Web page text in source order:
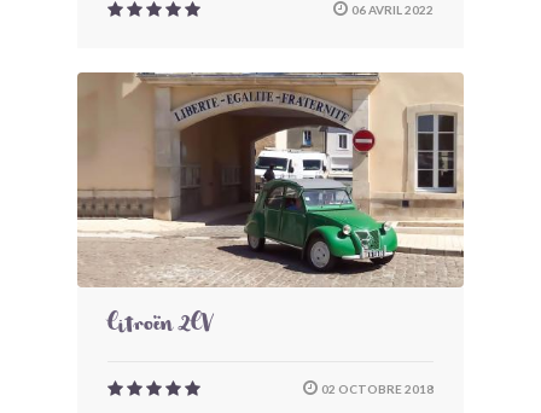
06 AVRIL 2022
Citroën 2CV
02 OCTOBRE 2018